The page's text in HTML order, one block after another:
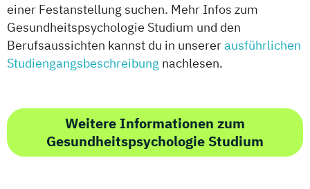
einer Festanstellung suchen. Mehr Infos zum
Gesundheitspsychologie Studium und den
Berufsaussichten kannst du in unsererausführlichen
Studiengangsbeschreibung nachlesen.
Weitere Informationen zum
Gesundheitspsychologie Studium